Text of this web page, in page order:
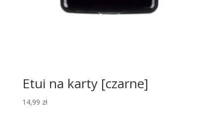
Etui na karty [czarne]
14,99 zł